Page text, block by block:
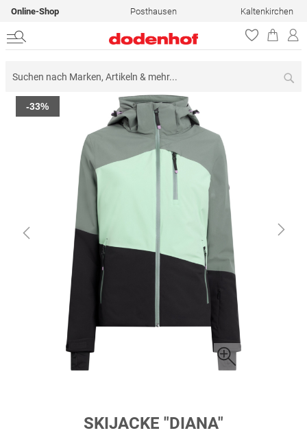
Online-Shop Posthausen Kaltenkirchen
Zum
Ende
-33%
SKIJACKE "DIANA"